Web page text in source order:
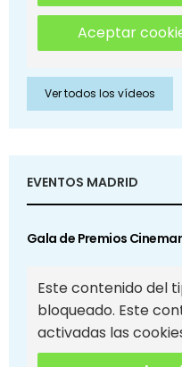
Aceptar
Ver todos los vídeos
EVENTOS MADRID
Gala de Premios
Este contenido del
bloqueado. Este
activadas las